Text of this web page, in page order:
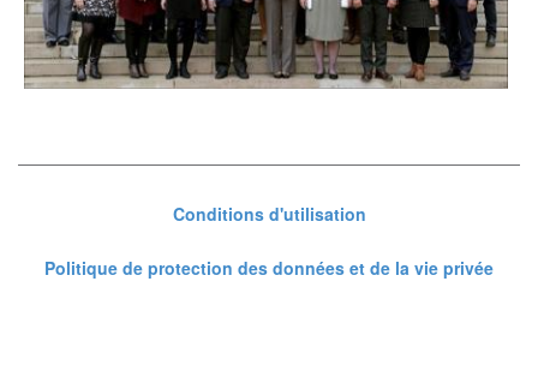
Conditions d'utilisation
Politique de protection des données et de la vie privée